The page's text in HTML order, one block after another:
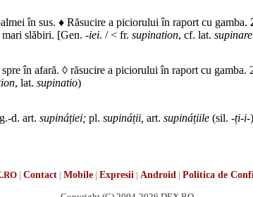
în sus. ♦ Răsucire a piciorului în raport cu gamba.
slăbiri. [Gen. -iei. / < fr. supination, cf. lat. supinare
în afară. ◊ răsucire a piciorului în raport cu gamba.
, lat. supinatio)
d. art. supináției; pl. supináții, art. supináțiile (sil. -ți-i-)
| Contact| Mobile| Expresii | Android | Politica de